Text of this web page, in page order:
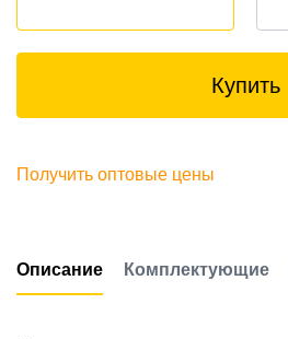
Купить
Получить оптовые цены
Описание Комплектующие